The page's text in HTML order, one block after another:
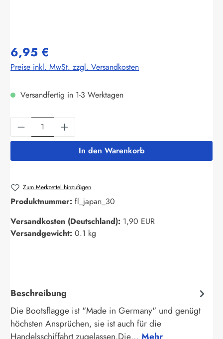
6,95 €
Preise inkl. MwSt. zzgl. Versandkosten
Versandfertig in 1-3 Werktagen
Produkt Anzahl: Gib den gewünschten
In den Warenkorb
Zum Merkzettel hinzufügen
Produktnummer: fl_japan_30
Versandkosten (Deutschland): 1,90 EUR
Versandgewicht: 0.1 kg
Beschreibung
Die Bootsflagge ist "Made in Germany" und genügt
höchsten Ansprüchen, sie ist auch für die